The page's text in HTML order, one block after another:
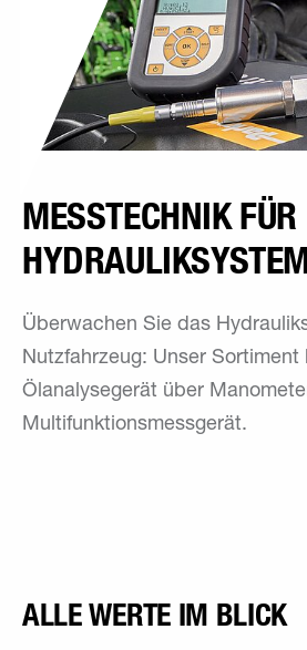
MESSTECHNIK FÜR
Überwachen Sie das
Nutzfahrzeug: Unser
Ölanalysegerät über
Multifunktionsmessgerät.
ALLE WERTE IM BLICK